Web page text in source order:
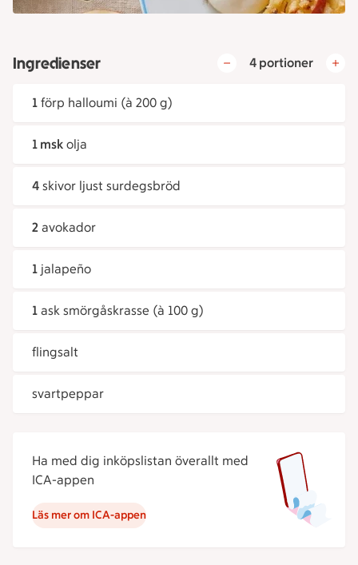
Ingredienser 4 portioner
1 förp halloumi (à 200 g)
1 msk olja
4 skivor ljust surdegsbröd
2 avokador
1 jalapeño
1 ask smörgåskrasse (à 100 g)
flingsalt
svartpeppar
Ha med dig inköpslistan överallt med
ICA-appen
Läs mer om ICA-appen